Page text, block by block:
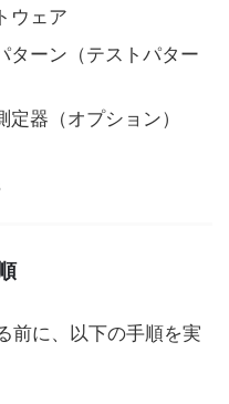
ウェア
ターン（テストパター
器（オプション）
前に、以下の手順を実